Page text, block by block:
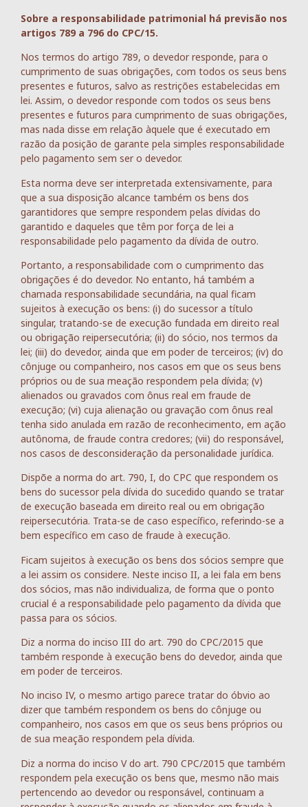
Sobre a responsabilidade patrimonial há previsão nos
artigos 789 a 796 do CPC/15.
Nos termos do artigo 789, o devedor responde, para o
cumprimento de suas obrigações, com todos os seus bens
presentes e futuros, salvo as restrições estabelecidas em
lei. Assim, o devedor responde com todos os seus bens
presentes e futuros para cumprimento de suas obrigações,
mas nada disse em relação àquele que é executado em
razão da posição de garante pela simples responsabilidade
pelo pagamento sem ser o devedor.
Esta norma deve ser interpretada extensivamente, para
que a sua disposição alcance também os bens dos
garantidores que sempre respondem pelas dívidas do
garantido e daqueles que têm por força de lei a
responsabilidade pelo pagamento da dívida de outro.
Portanto, a responsabilidade com o cumprimento das
obrigações é do devedor. No entanto, há também a
chamada responsabilidade secundária, na qual ficam
sujeitos à execução os bens: (i) do sucessor a título
singular, tratando-se de execução fundada em direito real
ou obrigação reipersecutória; (ii) do sócio, nos termos da
lei; (iii) do devedor, ainda que em poder de terceiros; (iv) do
cônjuge ou companheiro, nos casos em que os seus bens
próprios ou de sua meação respondem pela dívida; (v)
alienados ou gravados com ônus real em fraude de
execução; (vi) cuja alienação ou gravação com ônus real
tenha sido anulada em razão de reconhecimento, em ação
autônoma, de fraude contra credores; (vii) do responsável,
nos casos de desconsideração da personalidade jurídica.
Dispõe a norma do art. 790, I, do CPC que respondem os
bens do sucessor pela dívida do sucedido quando se tratar
de execução baseada em direito real ou em obrigação
reipersecutória. Trata-se de caso específico, referindo-se a
bem específico em caso de fraude à execução.
Ficam sujeitos à execução os bens dos sócios sempre que
a lei assim os considere. Neste inciso II, a lei fala em bens
dos sócios, mas não individualiza, de forma que o ponto
crucial é a responsabilidade pelo pagamento da dívida que
passa para os sócios.
Diz a norma do inciso III do art. 790 do CPC/2015 que
também responde à execução bens do devedor, ainda que
em poder de terceiros.
No inciso IV, o mesmo artigo parece tratar do óbvio ao
dizer que também respondem os bens do cônjuge ou
companheiro, nos casos em que os seus bens próprios ou
de sua meação respondem pela dívida.
Diz a norma do inciso V do art. 790 CPC/2015 que também
respondem pela execução os bens que, mesmo não mais
pertencendo ao devedor ou responsável, continuam a